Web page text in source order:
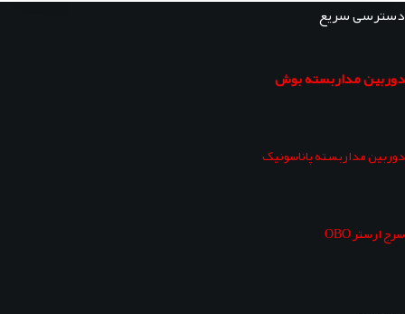
دسترسی سریع
دوربین مداربسته بوش
دوربین مداربسته پاناسونیک
سرج ارستر OBO